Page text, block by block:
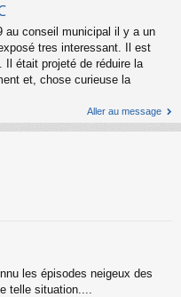
au conseil municipal il y a un
tres interessant. Il est
Il était projeté de réduire la
et, chose curieuse la
Aller au message
les épisodes neigeux des
telle situation....